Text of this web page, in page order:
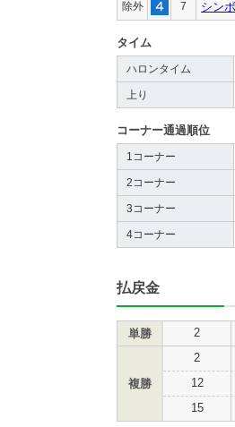
除外 7 シン
タイム
ハロンタイム
上り
コーナー通過順位
1コーナー
2コーナー
3コーナー
4コーナー
払戻金
単勝 2
複勝
2
12
15